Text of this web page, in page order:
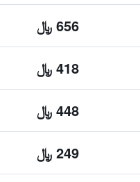
656 ﷼
418 ﷼
448 ﷼
249 ﷼